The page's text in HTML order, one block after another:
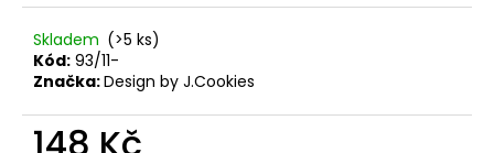
Skladem (>5 ks)
Kód: 93/11-
Značka:Design by J.Cookies
o
u
č
u